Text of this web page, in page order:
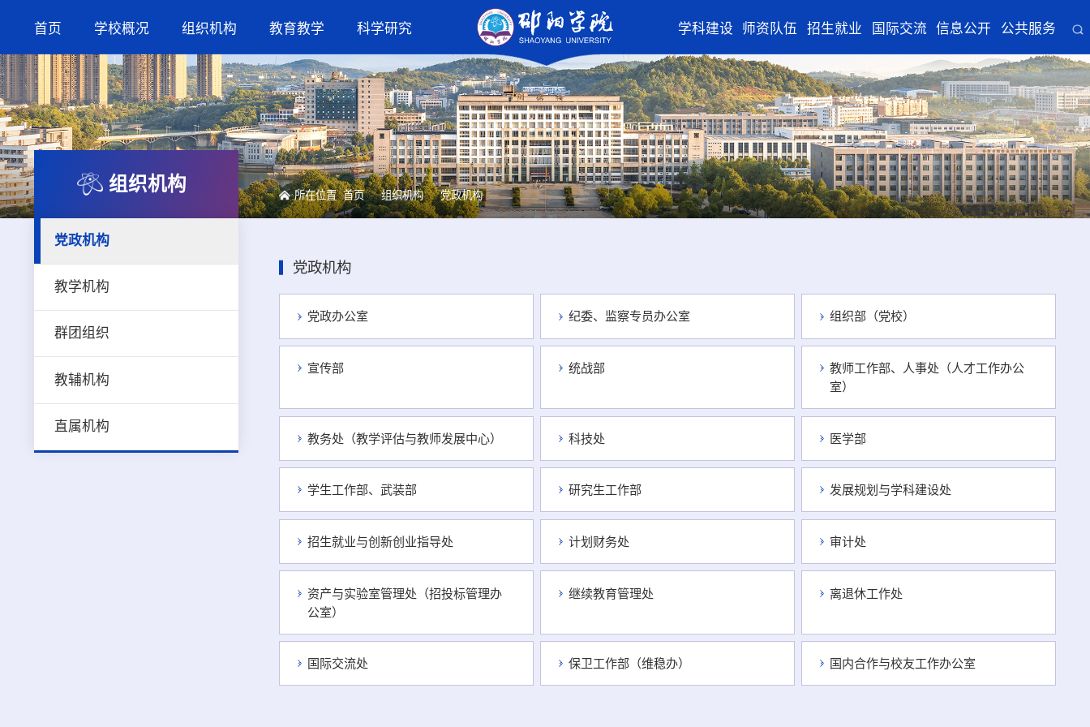
首页 学校概况 组织机构 教育教学 科学研究 学科建设 师资队伍 招生就业 国际交流 信息公开 公共服务
组织机构
党政机构
教学机构
群团组织
教辅机构
直属机构
所在位置首页 组织机构 党政机构
党政机构
党政办公室 纪委、监察专员办公室 组织部（党校）
宣传部 统战部
教师工作部、人事处（人才工作办公
室）
教务处（教学评估与教师发展中心） 科技处 医学部
学生工作部、武装部 研究生工作部 发展规划与学科建设处
招生就业与创新创业指导处 计划财务处 审计处
资产与实验室管理处（招投标管理办
公室）
继续教育管理处 离退休工作处
国际交流处 保卫工作部（维稳办） 国内合作与校友工作办公室